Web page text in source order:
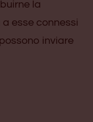
la
esse connessi
inviare